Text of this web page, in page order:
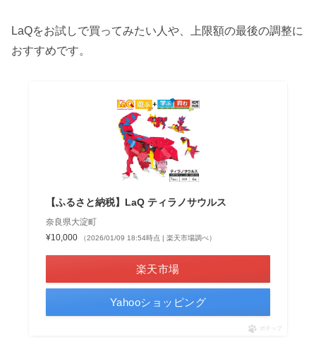
LaQをお試しで買ってみたい人や、上限額の最後の調整に
おすすめです。
【ふるさと納税】LaQ ティラノサウルス
奈良県大淀町
¥10,000
（2026/01/09 18:54時点 | 楽天市場調べ）
楽天市場
Yahooショッピング
ポチップ